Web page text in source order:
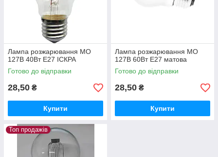
Лампа розжарювання МО
127В 40Вт E27 ІСКРА
Готово до відправки
28,50 ₴
Купити
Лампа розжарювання МО
127В 60Вт E27 матова
Готово до відправки
28,50 ₴
Купити
Топ продажів